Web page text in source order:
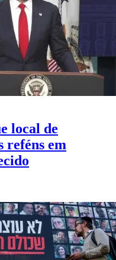
local de
reféns em